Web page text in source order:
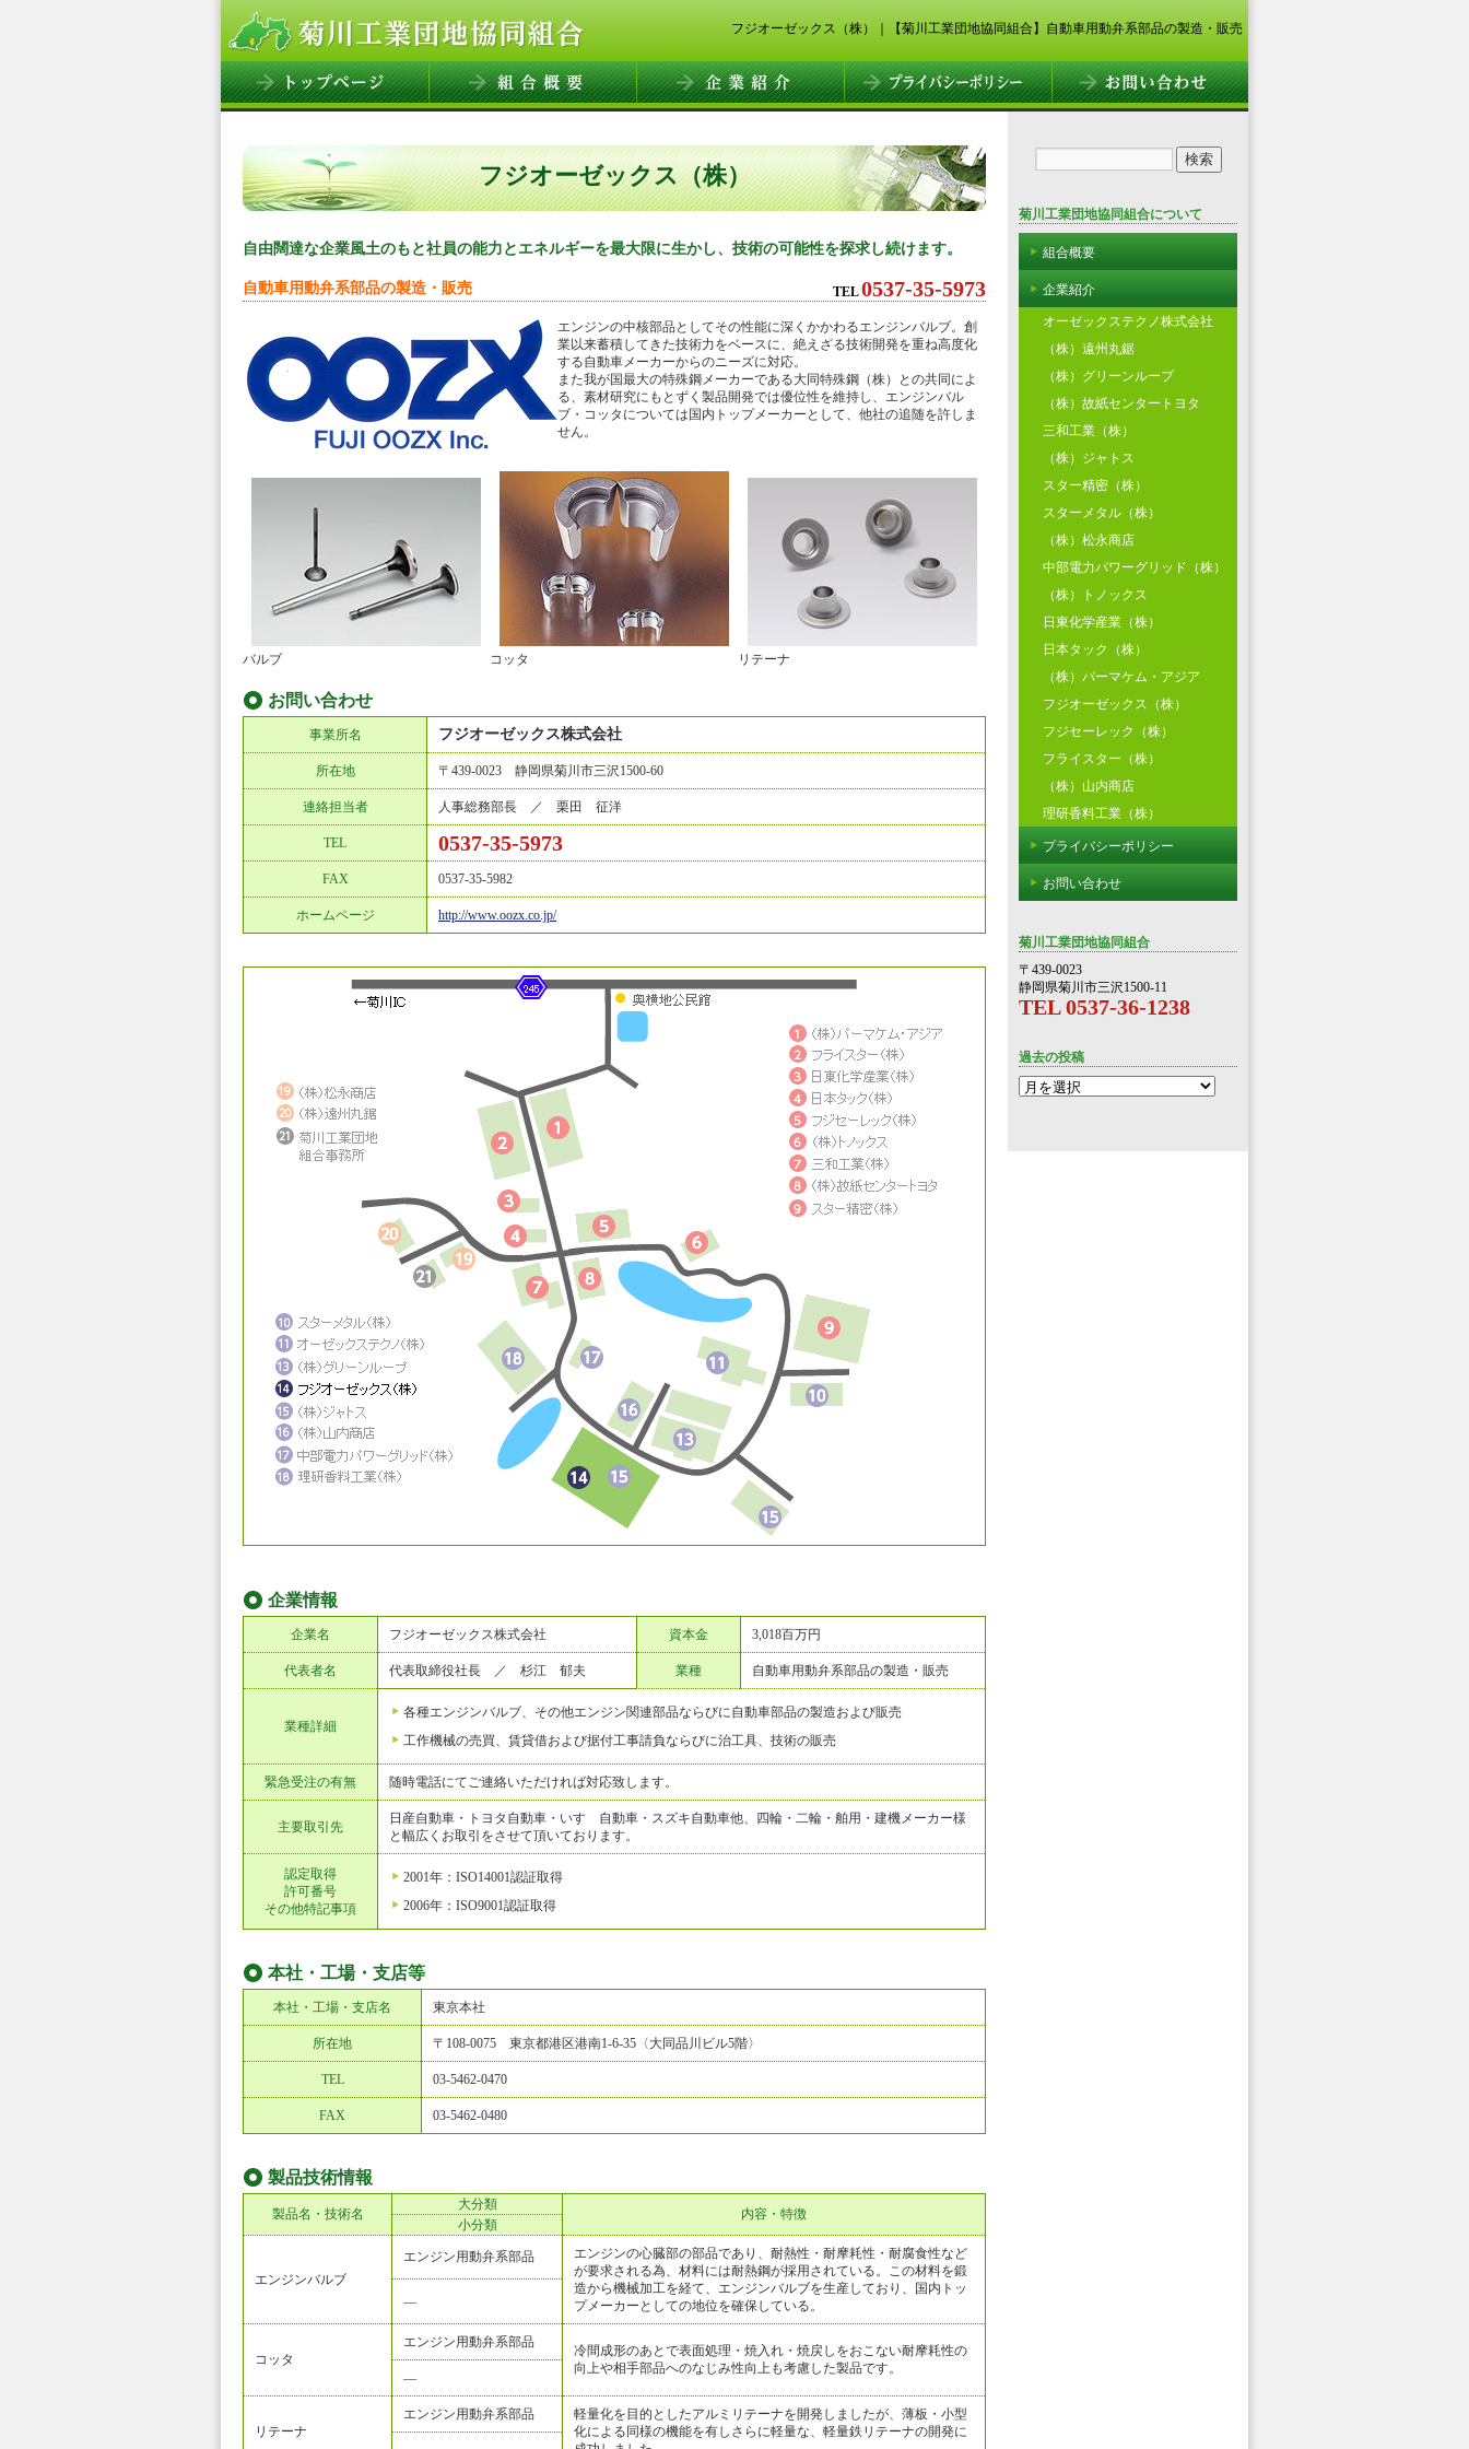
フジオーゼックス（株）｜【菊川工業団地協同組合】自動車用動弁系部品の製造・販売
フジオーゼックス（株）
自由闊達な企業風土のもと社員の能力とエネルギーを最大限に生かし、技術の可能性を探求し続けます。
自動車用動弁系部品の製造・販売 TEL0537-35-5973
エンジンの中核部品としてその性能に深くかかわるエンジンバルブ。創
業以来蓄積してきた技術力をベースに、絶えざる技術開発を重ね高度化
する自動車メーカーからのニーズに対応。
また我が国最大の特殊鋼メーカーである大同特殊鋼（株）との共同によ
る、素材研究にもとずく製品開発では優位性を維持し、エンジンバル
ブ・コッタについては国内トップメーカーとして、他社の追随を許しま
せん。
バルブ コッタ リテーナ
お問い合わせ
事業所名 フジオーゼックス株式会社
所在地 〒439-0023 静岡県菊川市三沢1500-60
連絡担当者 人事総務部長 ／ 栗田 征洋
TEL 0537-35-5973
FAX 0537-35-5982
ホームページ http://www.oozx.co.jp/
企業情報
企業名 フジオーゼックス株式会社 資本金 3,018百万円
代表者名 代表取締役社長 ／ 杉江 郁夫 業種 自動車用動弁系部品の製造・販売
業種詳細
各種エンジンバルブ、その他エンジン関連部品ならびに自動車部品の製造および販売
工作機械の売買、賃貸借および据付工事請負ならびに治工具、技術の販売
緊急受注の有無 随時電話にてご連絡いただければ対応致します。
主要取引先
日産自動車・トヨタ自動車・いすゞ自動車・スズキ自動車他、四輪・二輪・舶用・建機メーカー様
と幅広くお取引をさせて頂いております。
認定取得
許可番号
その他特記事項
2001年：ISO14001認証取得
2006年：ISO9001認証取得
本社・工場・支店等
本社・工場・支店名 東京本社
所在地 〒108-0075 東京都港区港南1-6-35〈大同品川ビル5階〉
TEL 03-5462-0470
FAX 03-5462-0480
製品技術情報
製品名・技術名
大分類
内容・特徴
小分類
エンジンバルブ
エンジン用動弁系部品
エンジンの心臓部の部品であり、耐熱性・耐摩耗性・耐腐食性など
が要求される為、材料には耐熱鋼が採用されている。この材料を鍛
造から機械加工を経て、エンジンバルブを生産しており、国内トッ
プメーカーとしての地位を確保している。
―
コッタ
エンジン用動弁系部品
冷間成形のあとで表面処理・焼入れ・焼戻しをおこない耐摩耗性の
向上や相手部品へのなじみ性向上も考慮した製品です。
―
リテーナ
エンジン用動弁系部品
軽量化を目的としたアルミリテーナを開発しましたが、薄板・小型
化による同様の機能を有しさらに軽量な、軽量鉄リテーナの開発に
菊川工業団地協同組合について
組合概要
企業紹介
オーゼックステクノ株式会社
（株）遠州丸鋸
（株）グリーンループ
（株）故紙センタートヨタ
三和工業（株）
（株）ジャトス
スター精密（株）
スターメタル（株）
（株）松永商店
中部電力パワーグリッド（株）
（株）トノックス
日東化学産業（株）
日本タック（株）
（株）パーマケム・アジア
フジオーゼックス（株）
フジセーレック（株）
フライスター（株）
（株）山内商店
理研香料工業（株）
プライバシーポリシー
お問い合わせ
菊川工業団地協同組合
〒439-0023
静岡県菊川市三沢1500-11
TEL 0537-36-1238
過去の投稿